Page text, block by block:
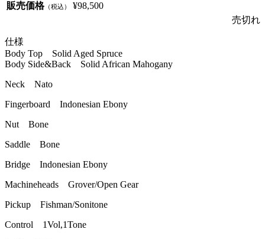
販売価格（税込）
¥98,500
売切れ
仕様
Body Top Solid Aged Spruce
Body Side&Back Solid African Mahogany
Neck Nato
Fingerboard Indonesian Ebony
Nut Bone
Saddle Bone
Bridge Indonesian Ebony
Machineheads Grover/Open Gear
Pickup Fishman/Sonitone
Control 1Vol,1Tone